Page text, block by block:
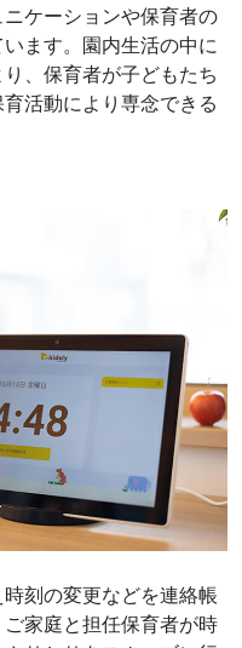
ケーションや保育者の
ます。園内生活の中に
、保育者が子どもたち
活動により専念できる
刻の変更などを連絡帳
家庭と担任保育者が時